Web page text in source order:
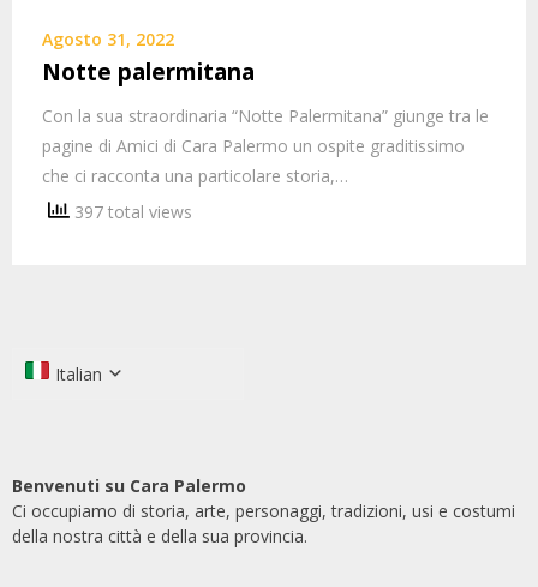
Agosto 31, 2022
Notte palermitana
Con la sua straordinaria “Notte Palermitana” giunge tra le
pagine di Amici di Cara Palermo un ospite graditissimo
che ci racconta una particolare storia,…
397 total views
Italian
Benvenuti su Cara Palermo
Ci occupiamo di storia, arte, personaggi, tradizioni, usi e costumi
della nostra città e della sua provincia.